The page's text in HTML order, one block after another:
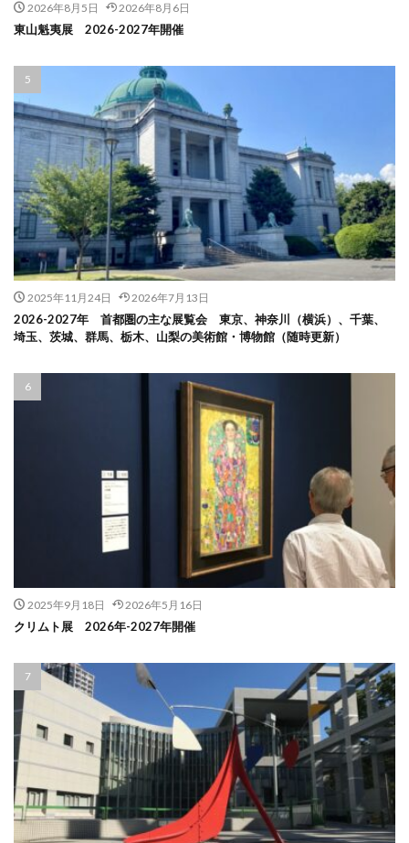
2026年8月5日 2026年8月6日
東山魁夷展 2026-2027年開催
2025年11月24日 2026年7月13日
2026-2027年 首都圏の主な展覧会 東京、神奈川（横浜）、千葉、
埼玉、茨城、群馬、栃木、山梨の美術館・博物館（随時更新）
2025年9月18日 2026年5月16日
クリムト展 2026年-2027年開催